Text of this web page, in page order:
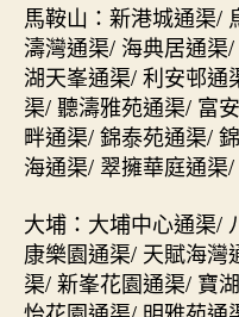
馬鞍山：新港城通渠/
濤灣通渠/ 海典居通渠
湖天峯通渠/ 利安邨通
渠/ 聽濤雅苑通渠/ 富
畔通渠/ 錦泰苑通渠/
海通渠/ 翠擁華庭通渠
大埔：大埔中心通渠/
康樂園通渠/ 天賦海灣
渠/ 新峯花園通渠/ 寶